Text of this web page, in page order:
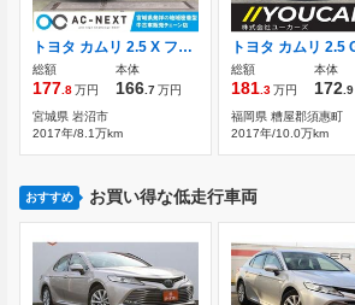
トヨタ カムリ 2.5 X フルモデリスタエアロ アダプティブクルー
総額
177 .8万円
本体
166 .7万円
宮城県 岩沼市
2017年/8.1万km
総額
181 .3万円
本体
172 .9
福岡県 糟屋郡須惠町
2017年/10.0万km
おすすめ お買い得な低走行車両